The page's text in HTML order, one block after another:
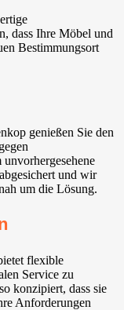
dass Ihre Möbel und
Bestimmungsort
genießen Sie den
und wir
um die Lösung.
flexible
Service zu
konzipiert, dass sie
Anforderungen